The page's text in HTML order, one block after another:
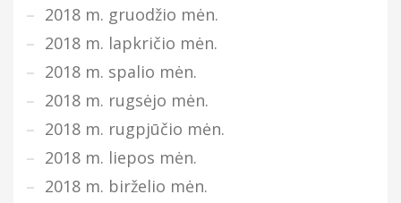
2018 m. gruodžio mėn.
2018 m. lapkričio mėn.
2018 m. spalio mėn.
2018 m. rugsėjo mėn.
2018 m. rugpjūčio mėn.
2018 m. liepos mėn.
2018 m. birželio mėn.